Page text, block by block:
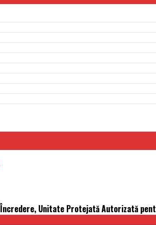
Unitate Protejată Autorizată